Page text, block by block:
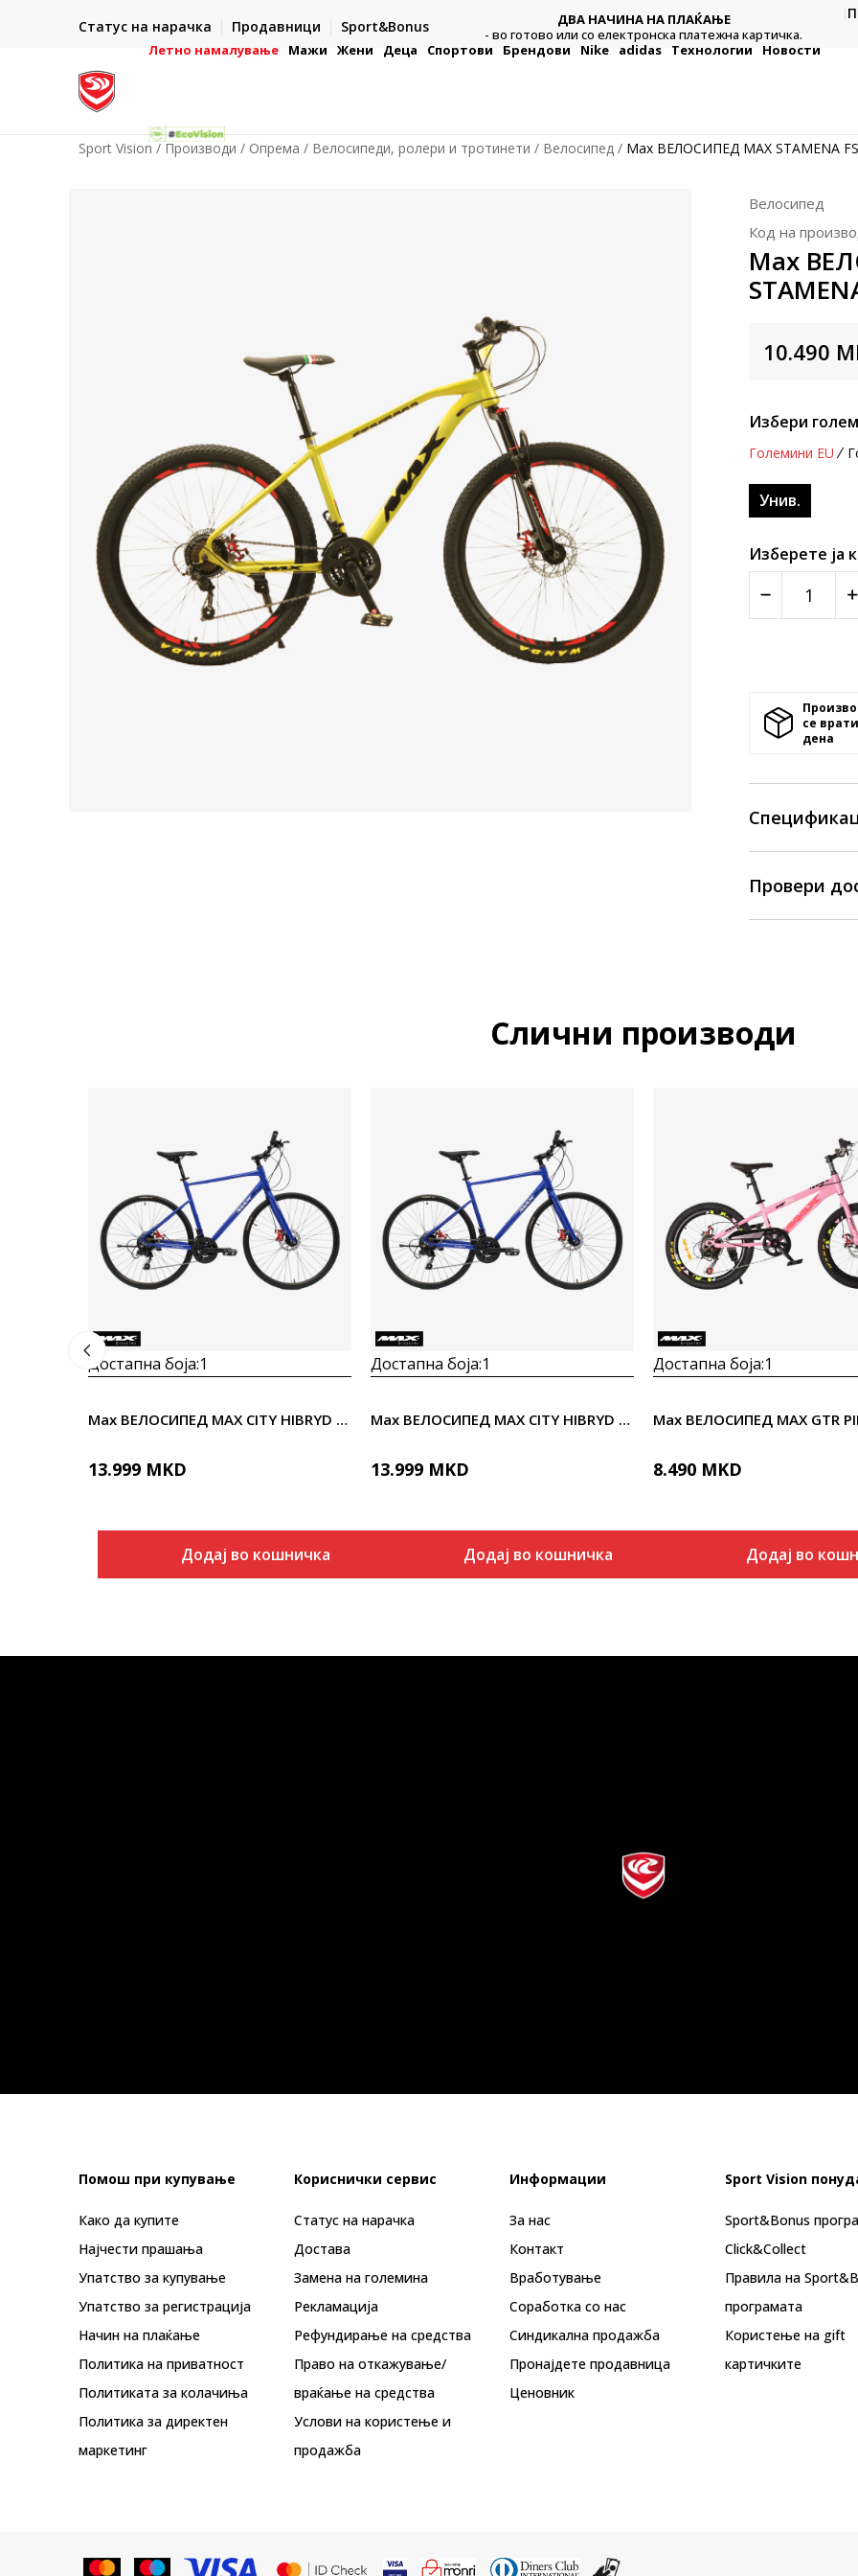
Статус на нарачка Продавници Sport&Bonus
- на сите нарачки во готово или со електронска платежна
ДВА НАЧИНА НА ПЛАЌАЊЕ
- во готово или со електронска платежна картичка.
Летно намалување Мажи Жени Деца Спортови Брендови Nike adidas Технологии Новости
Sport Vision Производи Опрема Велосипеди, ролери и тротинети Велосипед Max ВЕЛОСИПЕД MAX STAMENA
Велосипед
Код на
Max
10.490
Избери
Големини EU
Унив.
Изберете ја
се
денa
Провери
Слични производи
Достапна боја:1
Max ВЕЛОСИПЕД MAX CITY HIBRYD 12.0 28"
13.999 MKD
Додај во кошничка
Достапна боја:1
Max ВЕЛОСИПЕД MAX CITY HIBRYD 12.0 28"
13.999 MKD
Додај во кошничка
Достапна боја:1
8.490 MKD
Додај во
Помош при купување
Како да купите
Најчести прашања
Упатство за купување
Упатство за регистрација
Начин на плаќање
Политика на приватност
Политиката за колачиња
Политика за директен
маркетинг
Кориснички сервис
Статус на нарачка
Достава
Замена на големина
Рекламациja
Рефундирање на средства
Право на откажување/
враќање на средства
Услови на користење и
продажба
Информации
За нас
Контакт
Вработување
Соработка со нас
Синдикална продажба
Пронајдете продавница
Ценовник
Sport Vision
Sport&Bonus
Click&Collect
Правила на
програмата
Користење на gift
картичките